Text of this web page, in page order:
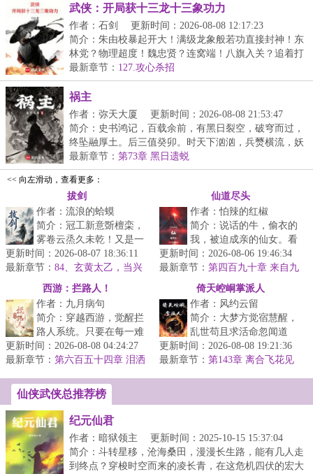
武侠：开局获十三龙十三象功力
作者：石剑
更新时间：2026-08-08 12:17:23
简介：朱由校暴起开大！满级龙象般若功直接封神！东
林党？物理超度！魏忠贤？连窝端！八旗入关？追着打
到...
最新章节： 127.攻心杀招
祸主
作者：弥天大厦
更新时间：2026-08-08 21:53:47
简介：史书鸿记，百载余前，有黑日裂空，破穹而过，
终坠融厚土。后三值癸卯。时天下汹汹，兵燹横流，妖
邪...
最新章节： 第73章 黑日遗蜕
<< 向左滑动，查看更多：
拔剑
作者：流浪的蛤蟆
简介：冠工新意斲檀栾，
雾卷云烝久未乾！又是一
本武侠！这是王安石的一
句诗，原意是，友人所赠
竹冠式样新...
更新时间：2026-08-07 18:36:11
最新章节： 84、玄黄太乙，当兴
于燕（求月票）
仙道尽头
作者：怕辣的红椒
简介：说话的牛，偷衣的
我，被迫成亲的仙女。看
着这一切，刚刚穿越过来
的江满感觉莫名的熟
悉。...
更新时间：2026-08-06 19:46:34
最新章节： 第四百九十章 来自九
州之主的召唤
西游：拦路人！
作者：九月病句
简介：穿越西游，觉醒拦
路人系统。只要在每一难
阻拦唐僧师徒取经的脚步
就可以获得奖励。拦截三
更新时间：2026-08-08 04:24:27
最新章节： 第六百五十四章 泪洒
倚天崆峒掌派人
作者：风约云留
简介：大梦方觉宿慧醒，
乱世苟且求活命忽闻道
左“乡音”，才知入了倚天
屠龙自此一条贱命风风火
更新时间：2026-08-08 19:21:36
最新章节： 第143章 离合飞花见
仙侠武侠总推荐榜
纪元仙君
作者：暗狱领主
更新时间：2025-10-15 15:37:04
简介：斗转星移，沧海桑田，漫漫长生路，能有几人走
到终点？穿梭时空而来的凌长青，在这危机四伏的宏大